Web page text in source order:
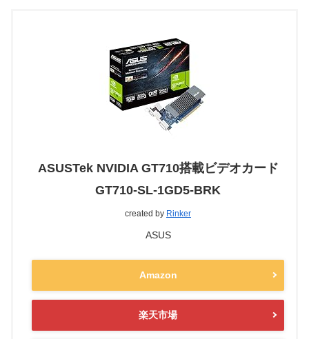
ASUSTek NVIDIA GT710搭載ビデオカード
GT710-SL-1GD5-BRK
created by Rinker
ASUS
Amazon
楽天市場